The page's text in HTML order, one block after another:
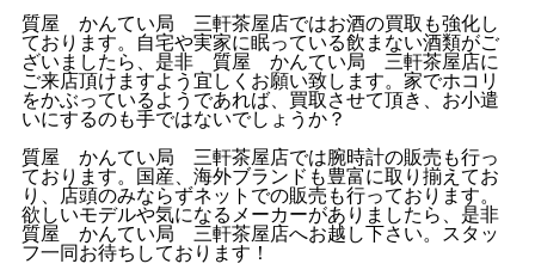
質屋 かんてい局 三軒茶屋店ではお酒の買取も強化し
ております。自宅や実家に眠っている飲まない酒類がご
ざいましたら、是非 質屋 かんてい局 三軒茶屋店に
ご来店頂けますよう宜しくお願い致します。家でホコリ
をかぶっているようであれば、買取させて頂き、お小遣
いにするのも手ではないでしょうか？
質屋 かんてい局 三軒茶屋店では腕時計の販売も行っ
ております。国産、海外ブランドも豊富に取り揃えてお
り、店頭のみならずネットでの販売も行っております。
欲しいモデルや気になるメーカーがありましたら、是非
質屋 かんてい局 三軒茶屋店へお越し下さい。スタッ
フ一同お待ちしております！